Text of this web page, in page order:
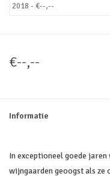
€--,--
Informatie
In exceptioneel goede jaren
wijngaarden geoogst als ze